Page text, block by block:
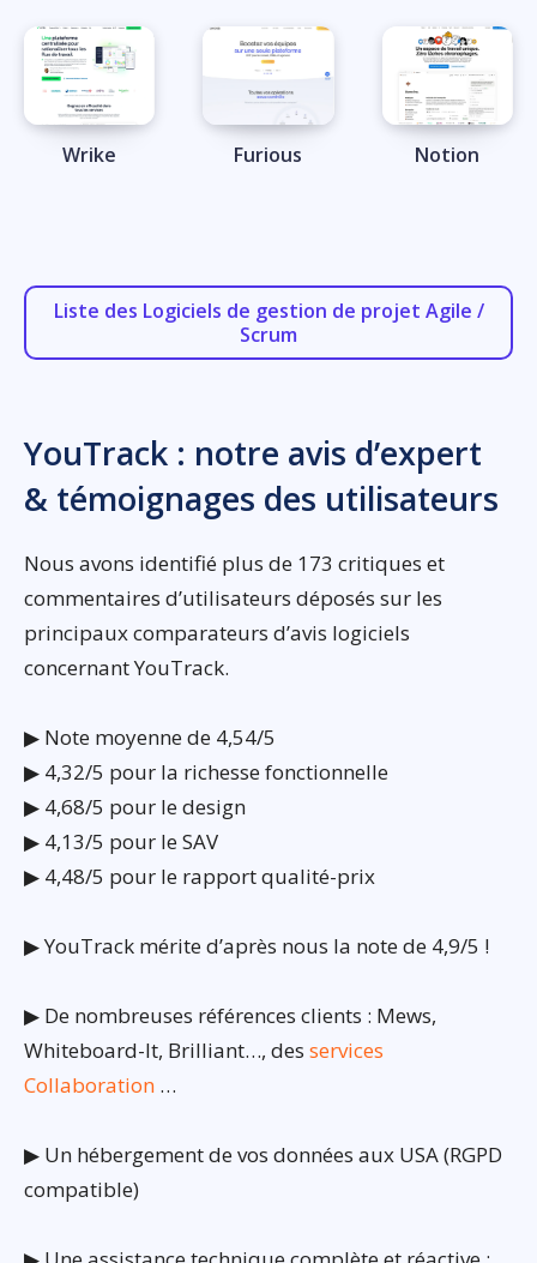
Wrike Furious Notion
Liste des Logiciels de gestion de projet Agile /
Scrum
YouTrack : notre avis d’expert
& témoignages des utilisateurs
Nous avons identifié plus de 173 critiques et
commentaires d’utilisateurs déposés sur les
principaux comparateurs d’avis logiciels
concernant YouTrack.
▶ Note moyenne de 4,54/5
▶ 4,32/5 pour la richesse fonctionnelle
▶ 4,68/5 pour le design
▶ 4,13/5 pour le SAV
▶ 4,48/5 pour le rapport qualité-prix
▶ YouTrack mérite d’après nous la note de 4,9/5 !
▶ De nombreuses références clients : Mews,
Whiteboard-It, Brilliant…, des services
Collaboration …
▶ Un hébergement de vos données aux USA (RGPD
compatible)